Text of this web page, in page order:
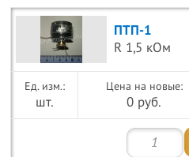
ПТП-1
R 1,5 кОм
шт.
Цена на новые:
0 руб.